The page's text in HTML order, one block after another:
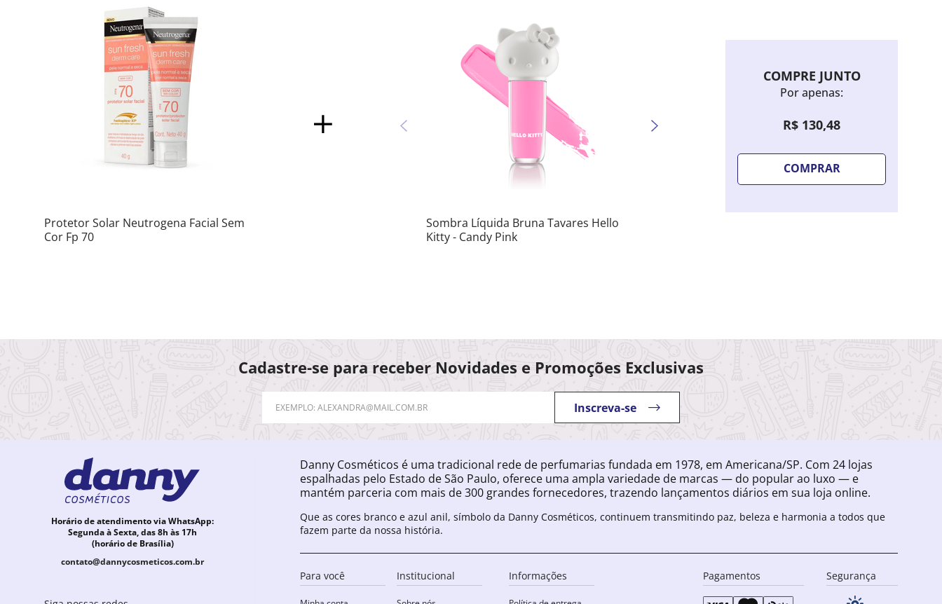
Protetor Solar Neutrogena Facial Sem
Cor Fp 70
Sombra Líquida Bruna Tavares Hello
Kitty - Candy Pink
COMPRE JUNTO
Por apenas:
R$ 130,48
COMPRAR
Cadastre-se para receber Novidades e Promoções Exclusivas
Inscreva-se
Horário de atendimento via WhatsApp:
Segunda à Sexta, das 8h às 17h
(horário de Brasília)
contato@dannycosmeticos.com.br
Danny Cosméticos é uma tradicional rede de perfumarias fundada em 1978, em Americana/SP. Com 24 lojas
espalhadas pelo Estado de São Paulo, oferece uma ampla variedade de marcas — do popular ao luxo — e
mantém parceria com mais de 300 grandes fornecedores, trazendo lançamentos diários em sua loja online.
Que as cores branco e azul anil, símbolo da Danny Cosméticos, continuem transmitindo paz, beleza e harmonia a todos que
fazem parte da nossa história.
Para você Institucional Informações Pagamentos Segurança